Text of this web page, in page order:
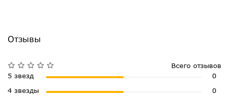
Отзывы
Всего отзывов
5 звезд
0
4 звезды
0